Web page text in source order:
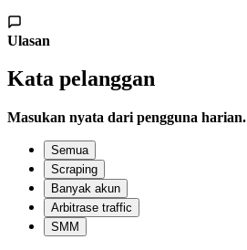
Ulasan
Kata pelanggan
Masukan nyata dari pengguna harian.
Semua
Scraping
Banyak akun
Arbitrase traffic
SMM